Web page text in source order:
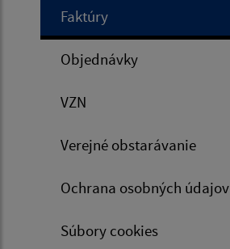
Faktúry
Objednávky
VZN
Verejné obstarávanie
Ochrana osobných údajov
Súbory cookies